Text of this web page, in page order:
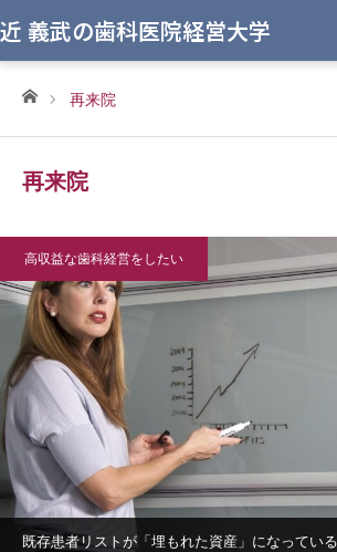
近 義武の歯科医院経営大学
ホーム再来院
再来院
高収益な歯科経営をしたい
既存患者リストが「埋もれた資産」になってい